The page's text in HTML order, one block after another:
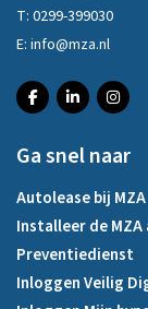
T: 0299-399030
E: info@mza.nl
Ga snel naar
Autolease bij MZA
Installeer de MZA
Preventiedienst
Inloggen Veilig